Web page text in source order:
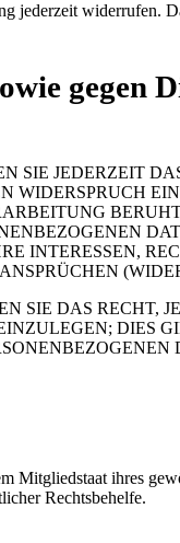
jederzeit widerrufen.
gegen
SIE JEDERZEIT
WIDERSPRUCH
INTERESSEN,
SIE DAS RECHT,
DIES
Mitgliedstaat ihres
Rechtsbehelfe.